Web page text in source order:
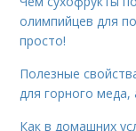
олимпийцев для
просто!
Полезные
для горного
Как в домашних